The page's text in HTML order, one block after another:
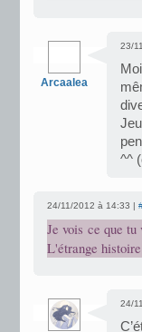
Arcaalea
23/
^^
24/11/2012 à 14:33 |
Je vois ce que
L'étrange
24/